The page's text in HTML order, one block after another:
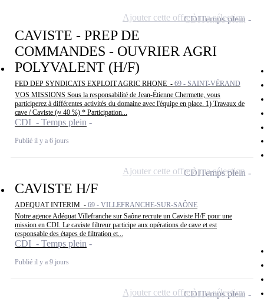
CAVISTE - PREP DE
COMMANDES - OUVRIER AGRI
POLYVALENT (H/F)
FED DEP SYNDICATS EXPLOIT AGRIC RHONE - 69 - SAINT-VÉRAND
VOS MISSIONS Sous la responsabilité de Jean-Étienne Chermette, vous
participerez à différentes activités du domaine avec l'équipe en place. 1) Travaux de
cave / Caviste (≈ 40 %) * Participation...
CDI - Temps plein
Publié il y a 6 jours
CDITemps plein
Ajouter cette offre à ma sélection
CAVISTE H/F
ADEQUAT INTERIM - 69 - VILLEFRANCHE-SUR-SAÔNE
Notre agence Adéquat Villefranche sur Saône recrute un Caviste H/F pour une
mission en CDI. Le caviste filtreur participe aux opérations de cave et est
responsable des étapes de filtration et...
CDI - Temps plein
Publié il y a 9 jours
CDITemps plein
Ajouter cette offre à ma sélection
CDITemps plein
Ajouter cette offre à ma sélection